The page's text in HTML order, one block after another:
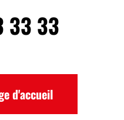
33 33
d'accueil